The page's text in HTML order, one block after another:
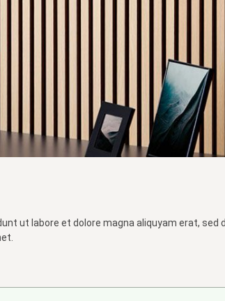
ut labore et dolore magna aliquyam erat,